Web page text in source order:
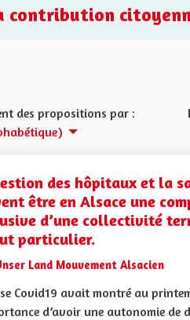
contribution
des propositions par :
des hôpitaux et la
être en Alsace une
d’une collectivité
particulier.
Land Mouvement Alsacien
Covid19 avait montré au
d’avoir une autonomie de